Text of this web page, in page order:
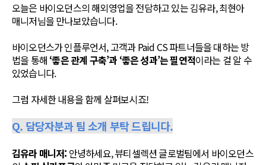
오늘은 바이오던스의 해외영업을 전담하고 있는 김유라, 최현아
매니저님을 만나보았습니다.
바이오던스가 인플루언서, 고객과 Paid CS 파트너들을 대하는 방
법을 통해 ‘좋은 관계 구축’과 ‘좋은 성과’는 필연적이라는 걸 알 수
있었습니다.
그럼 자세한 내용을 함께 살펴보시죠!
Q. 담당자분과 팀 소개 부탁 드립니다.
김유라 매니저: 안녕하세요, 뷰티셀렉션 글로벌팀에서 바이오던스